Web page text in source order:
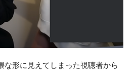
な形に見えてしまった視聴者から